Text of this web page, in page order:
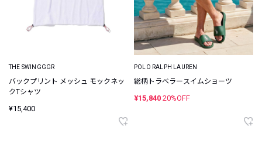
THE SWINGGGR
バックプリント メッシュ モックネッ
クTシャツ
¥15,400
POLO RALPH LAUREN
総柄トラベラースイムショーツ
¥15,840 20%OFF